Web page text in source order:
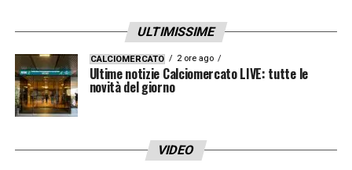
ULTIMISSIME
CALCIOMERCATO 2 ore ago
Ultime notizie Calciomercato LIVE: tutte le
novità del giorno
VIDEO